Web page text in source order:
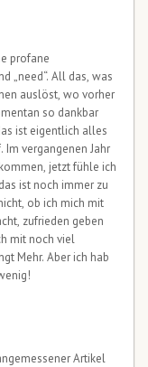
profane
„need“. All das, was
auslöst, wo vorher
so dankbar
ist eigentlich alles
vergangenen Jahr
jetzt fühle ich
ist noch immer zu
ob ich mich mit
zufrieden geben
mit noch viel
Mehr. Aber ich hab
Artikel